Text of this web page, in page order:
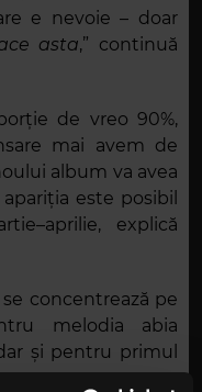
e nevoie – doar
asta,” continuă
de vreo 90%,
mai avem de
album va avea
este posibil
explică
concentrează pe
melodia abia
și pentru primul